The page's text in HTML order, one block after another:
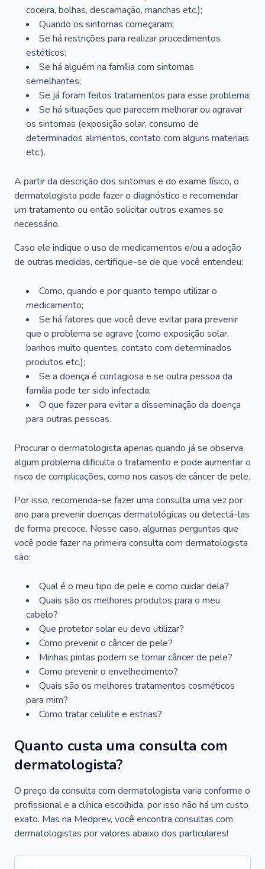
coceira, bolhas, descamação, manchas etc.);
Quando os sintomas começaram;
Se há restrições para realizar procedimentos
estéticos;
Se há alguém na família com sintomas
semelhantes;
Se já foram feitos tratamentos para esse problema;
Se há situações que parecem melhorar ou agravar
os sintomas (exposição solar, consumo de
determinados alimentos, contato com alguns materiais
etc.).
A partir da descrição dos sintomas e do exame físico, o
dermatologista pode fazer o diagnóstico e recomendar
um tratamento ou então solicitar outros exames se
necessário.
Caso ele indique o uso de medicamentos e/ou a adoção
de outras medidas, certifique-se de que você entendeu:
Como, quando e por quanto tempo utilizar o
medicamento;
Se há fatores que você deve evitar para prevenir
que o problema se agrave (como exposição solar,
banhos muito quentes, contato com determinados
produtos etc.);
Se a doença é contagiosa e se outra pessoa da
família pode ter sido infectada;
O que fazer para evitar a disseminação da doença
para outras pessoas.
Procurar o dermatologista apenas quando já se observa
algum problema dificulta o tratamento e pode aumentar o
risco de complicações, como nos casos de câncer de pele.
Por isso, recomenda-se fazer uma consulta uma vez por
ano para prevenir doenças dermatológicas ou detectá-las
de forma precoce. Nesse caso, algumas perguntas que
você pode fazer na primeira consulta com dermatologista
são:
Qual é o meu tipo de pele e como cuidar dela?
Quais são os melhores produtos para o meu
cabelo?
Que protetor solar eu devo utilizar?
Como prevenir o câncer de pele?
Minhas pintas podem se tornar câncer de pele?
Como prevenir o envelhecimento?
Quais são os melhores tratamentos cosméticos
para mim?
Como tratar celulite e estrias?
Quanto custa uma consulta com
dermatologista?
O preço da consulta com dermatologista varia conforme o
profissional e a clínica escolhida, por isso não há um custo
exato. Mas na Medprev, você encontra consultas com
dermatologistas por valores abaixo dos particulares!